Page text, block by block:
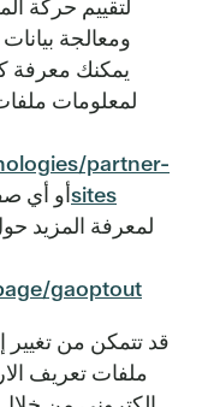
لتقييم حركة
ومعالجة
لمعلومات
partner-
sites
gaoptout
قد تتمكن من
ملفات تعريف